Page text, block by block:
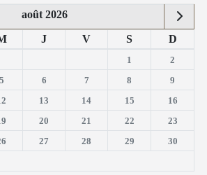
août 2026
J V S D
1
2
5 6 7 8
9
13 14 15
16
20 21 22
23
27 28 29
30